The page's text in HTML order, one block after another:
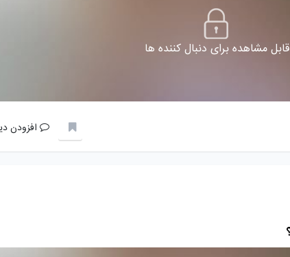
قابل مشاهده برای دنبال کننده ها
افزودن